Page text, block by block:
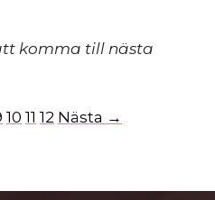
komma till nästa
10 11 12 Nästa →